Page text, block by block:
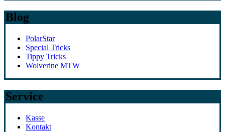
Blog
PolarStar
Special Tricks
Tippy Tricks
Wolverine MTW
Service
Kasse
Kontakt